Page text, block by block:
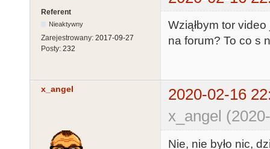
Referent
Nieaktywny
Zarejestrowany: 2017-09-27
Posty: 232
Wziąłbym tor
na forum? To co s
x_angel
2020-02-16
x_angel
Nie, nie było nic,